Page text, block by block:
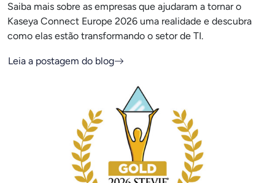
Saiba mais sobre as empresas que ajudaram a tornar o
Kaseya Connect Europe 2026 uma realidade e descubra
como elas estão transformando o setor de TI.
Leia a postagem do blog